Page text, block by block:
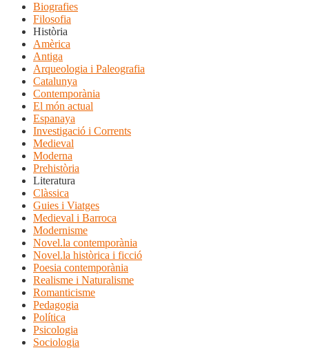
Biografies
Filosofia
Història
Amèrica
Antiga
Arqueologia i Paleografia
Catalunya
Contemporània
El món actual
Espanaya
Investigació i Corrents
Medieval
Moderna
Prehistòria
Literatura
Clàssica
Guies i Viatges
Medieval i Barroca
Modernisme
Novel.la contemporània
Novel.la històrica i ficció
Poesia contemporània
Realisme i Naturalisme
Romanticisme
Pedagogia
Política
Psicologia
Sociologia